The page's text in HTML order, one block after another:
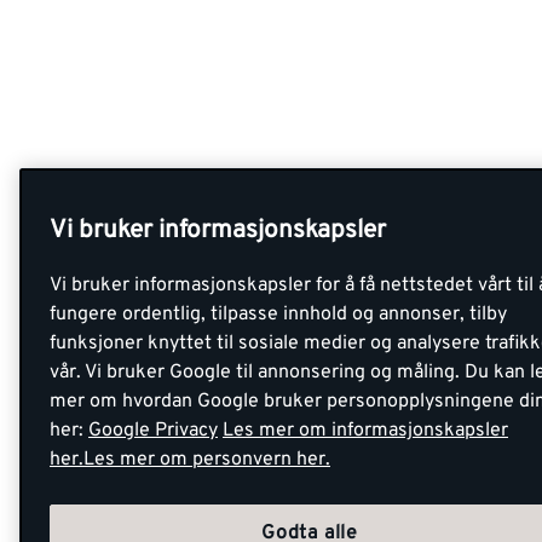
Vi bruker informasjonskapsler
Vi bruker informasjonskapsler for å få nettstedet vårt til
fungere ordentlig, tilpasse innhold og annonser, tilby
funksjoner knyttet til sosiale medier og analysere
vår. Vi bruker Google til annonsering og måling. Du kan
mer om hvordan Google bruker personopplysningene
her: Google Privacy Les mer om informasjonskapsler
her.Les mer om personvern her.
Godta alle